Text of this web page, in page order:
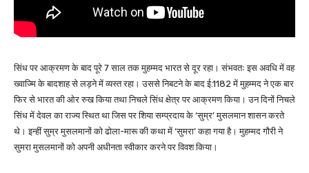
सिंध पर आक्रमण के बाद पूरे 7 साल तक मुहम्मद भारत से दूर रहा। संभवतः इस अवधि में वह
ख्वाज्मि के बादशाह से लड़ने में व्यस्त रहा। उससे निबटने के बाद ई.1182 में मुहम्मद ने एक बार
फिर से भारत की ओर रुख किया तथा निचले सिंध क्षेत्र पर आक्रमण किया। उन दिनों निचले
सिंध में देवल का राज्य स्थित था जिस पर शिया सम्प्रदाय के ‘सुम्र’ मुसलमान शासन करते
थे। इन्हीं सुम्र मुसलमानों को ढोला-मारू की कथा में ‘सुमरा’ कहा गया है। मुहम्मद गौरी ने
सुमरा मुसलमानों को अपनी अधीनता स्वीकार करने पर विवश किया।